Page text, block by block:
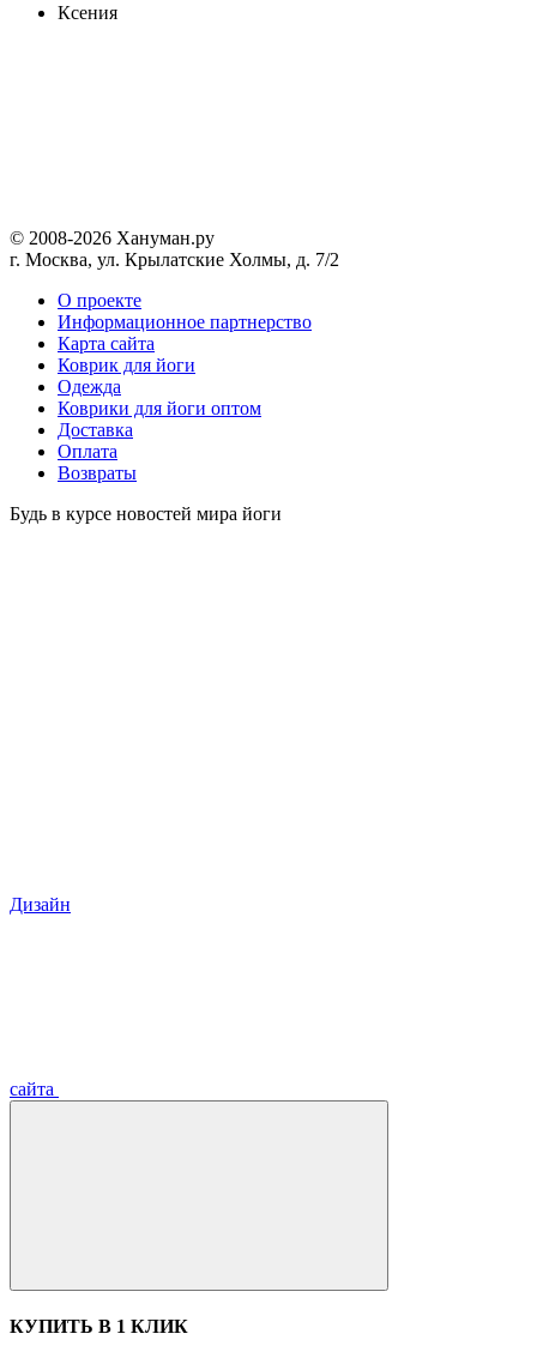
Ксения
© 2008-2026 Хануман.ру
г. Москва, ул. Крылатские Холмы, д. 7/2
O проекте
Информационное партнерство
Карта сайта
Коврик для йоги
Одежда
Коврики для йоги оптом
Доставка
Оплата
Возвраты
Будь в курсе новостей мира йоги
Дизайн
сайта
КУПИТЬ В 1 КЛИК